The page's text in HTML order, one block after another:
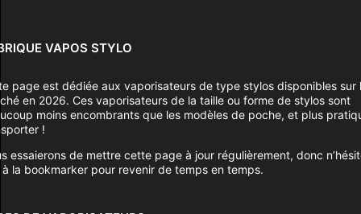
VAPOS STYLO
page est dédiée aux vaporisateurs de type stylos disponibles sur
en 2026. Ces vaporisateurs de la taille ou forme de stylos sont
moins encombrants que les modèles de poche, et plus
!
essaierons de mettre cette page à jour régulièrement, donc
la bookmarker pour revenir de temps en temps.